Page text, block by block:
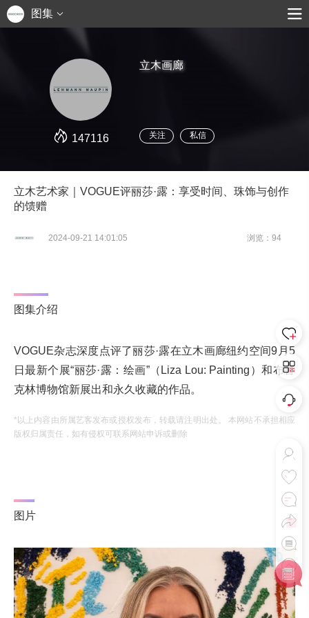
图集
147116
立木画廊
关注 私信
立木艺术家｜VOGUE评丽莎·露：享受时间、珠饰与创作
的馈赠
2024-09-21 14:01:05 浏览：94
图集介绍
VOGUE杂志深度点评了丽莎·露在立木画廊纽约空间9月5
日最新个展“丽莎·露：绘画”（Liza Lou: Painting）和布鲁
克林博物馆新展出和永久收藏的作品。
*以上内容由所属艺客发布或授权发布，转载请注明出处。 本网站不承担相应
版权归属责任，如有侵权可联系网站申诉或删除
图片